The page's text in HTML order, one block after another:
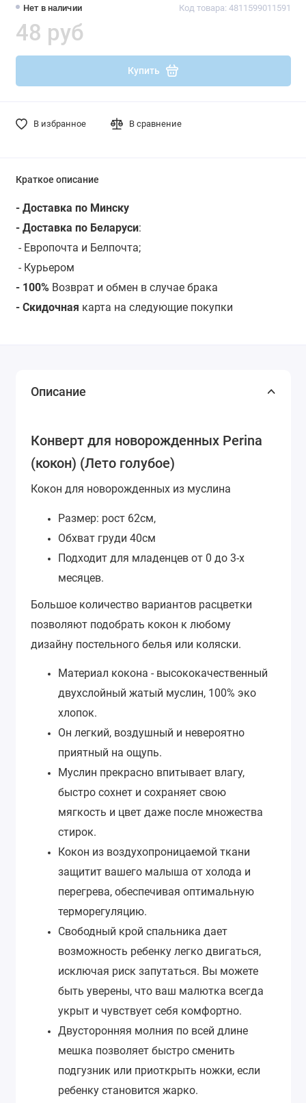
Нет в наличии Код товара: 4811599011591
48 руб
Купить
В избранное В сравнение
Краткое описание
- Доставка по Минску
- Доставка по Беларуси:
- Европочта и Белпочта;
- Курьером
- 100% Возврат и обмен в случае брака
- Скидочная карта на следующие покупки
Описание
Конверт для новорожденных Perina
(кокон) (Лето голубое)
Кокон для новорожденных из муслина
Размер: рост 62см,
Обхват груди 40см
Подходит для младенцев от 0 до 3-х
месяцев.
Большое количество вариантов расцветки
позволяют подобрать кокон к любому
дизайну постельного белья или коляски.
Материал кокона - высококачественный
двухслойный жатый муслин, 100% эко
хлопок.
Он легкий, воздушный и невероятно
приятный на ощупь.
Муслин прекрасно впитывает влагу,
быстро сохнет и сохраняет свою
мягкость и цвет даже после множества
стирок.
Кокон из воздухопроницаемой ткани
защитит вашего малыша от холода и
перегрева, обеспечивая оптимальную
терморегуляцию.
Свободный крой спальника дает
возможность ребенку легко двигаться,
исключая риск запутаться. Вы можете
быть уверены, что ваш малютка всегда
укрыт и чувствует себя комфортно.
Двусторонняя молния по всей длине
мешка позволяет быстро сменить
подгузник или приоткрыть ножки, если
ребенку становится жарко.